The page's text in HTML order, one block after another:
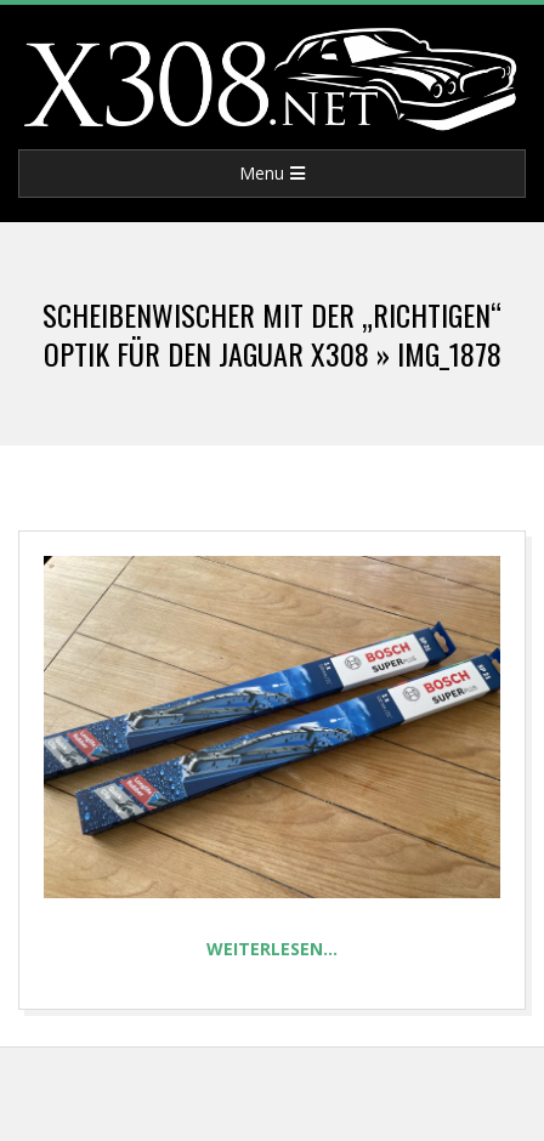
content
X
3
0
8
E
T
Navigation
Menu
SCHEIBENWISCHER MIT DER „RICHTIGEN“
OPTIK FÜR DEN JAGUAR X308 » IMG_1878
WEITERLESEN…